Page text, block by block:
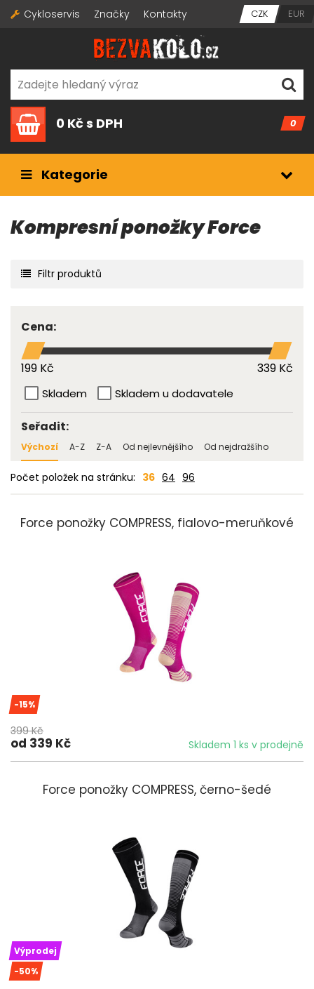
Cykloservis Značky Kontakty CZK EUR
0
0 Kčs DPH
Kategorie
Kompresní ponožky Force
Filtr produktů
Cena:
199 Kč 339 Kč
Skladem Skladem u dodavatele
Seřadit:
Výchozí A-Z Z-A Od nejlevnějšího Od nejdražšího
Počet položek na stránku: 36 64 96
Force ponožky COMPRESS, fialovo-meruňkové
-15%
399 Kč
od 339 Kč Skladem 1 ks v prodejně
Force ponožky COMPRESS, černo-šedé
Výprodej
-50%